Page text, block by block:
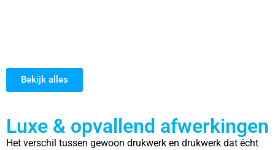
Bekijk alles
Luxe & opvallend afwerkingen
Het verschil tussen gewoon drukwerk en drukwerk dat écht